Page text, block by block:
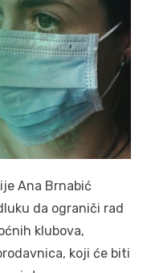
Ana Brnabić
da ograniči rad
klubova,
koji će biti